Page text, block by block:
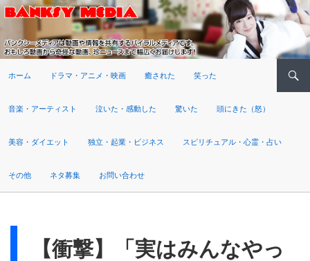
ホーム ドラマ・アニメ・映画 癒された 笑った
音楽・アーティスト 泣いた・感動した 驚いた 頭にきた（怒）
美容・ダイエット 独立・起業・ビジネス スピリチュアル・心霊・占い
その他 ネタ募集 お問い合わせ
【衝撃】「実はみんなやっ